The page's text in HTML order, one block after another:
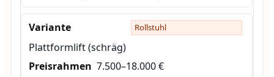
Rollstuhl
Plattformlift (schräg)
7.500–18.000 €